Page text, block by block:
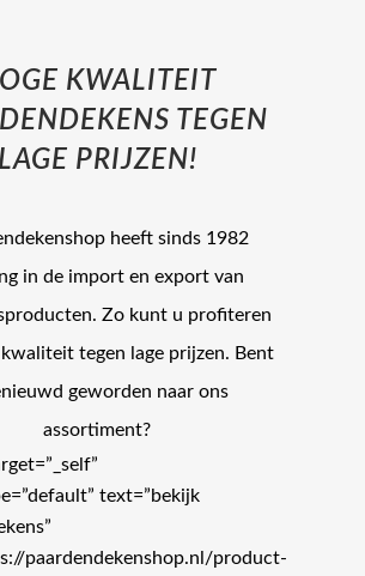
KWALITEIT
TEGEN
LAGE PRIJZEN!
heeft sinds 1982
in de import en export van
Zo kunt u profiteren
tegen lage prijzen. Bent
geworden naar ons
assortiment?
text=”bekijk
paardendekenshop.nl/product-